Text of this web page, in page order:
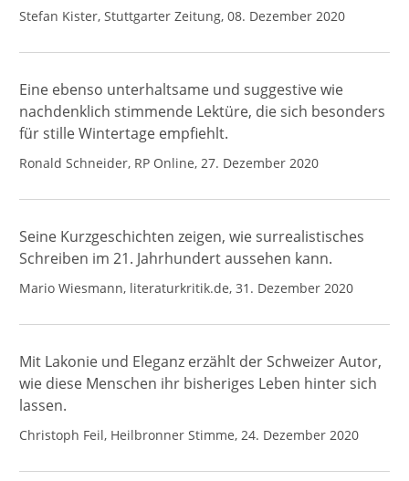
Stefan Kister, Stuttgarter Zeitung, 08. Dezember 2020
Eine ebenso unterhaltsame und suggestive wie
nachdenklich stimmende Lektüre, die sich besonders
für stille Wintertage empfiehlt.
Ronald Schneider, RP Online, 27. Dezember 2020
Seine Kurzgeschichten zeigen, wie surrealistisches
Schreiben im 21. Jahrhundert aussehen kann.
Mario Wiesmann, literaturkritik.de, 31. Dezember 2020
Mit Lakonie und Eleganz erzählt der Schweizer Autor,
wie diese Menschen ihr bisheriges Leben hinter sich
lassen.
Christoph Feil, Heilbronner Stimme, 24. Dezember 2020